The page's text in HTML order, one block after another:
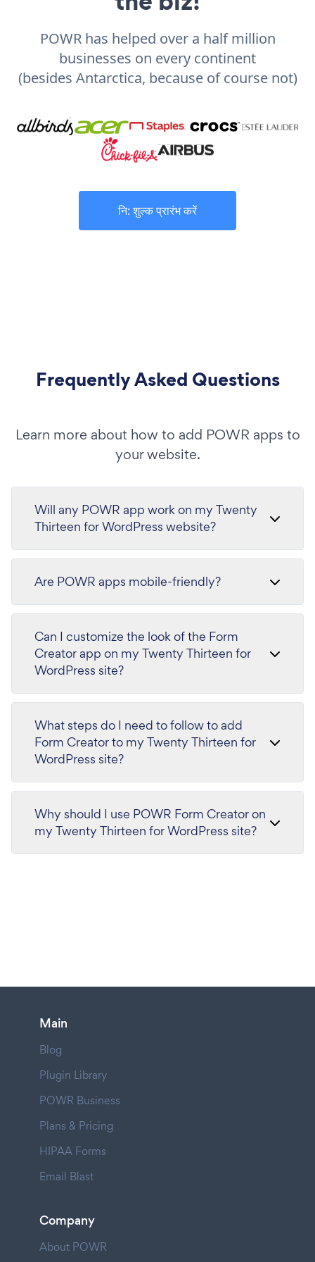
POWR has helped over a half million
businesses on every continent
(besides Antarctica, because of course not)
नि: शुल्क प्रारंभ करें
Frequently Asked Questions
Learn more about how to add POWR apps to
your website.
Will any POWR app work on my Twenty
Thirteen for WordPress website?
Are POWR apps mobile-friendly?
Can I customize the look of the Form
Creator app on my Twenty Thirteen for
WordPress site?
What steps do I need to follow to add
Form Creator to my Twenty Thirteen for
WordPress site?
Why should I use POWR Form Creator on
my Twenty Thirteen for WordPress site?
Main
Blog
Plugin Library
POWR Business
Plans & Pricing
HIPAA Forms
Email Blast
Company
About POWR